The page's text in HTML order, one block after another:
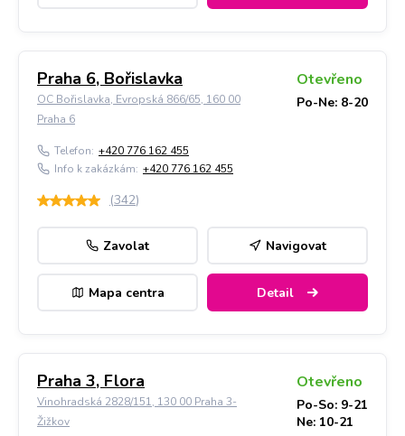
Praha 6, Bořislavka
OC Bořislavka, Evropská 866/65, 160 00
Praha 6
Otevřeno
Po-Ne: 8-20
Telefon: +420 776 162 455
Info k zakázkám: +420 776 162 455
(342)
Zavolat Navigovat
Mapa centra Detail
Praha 3, Flora
Vinohradská 2828/151, 130 00 Praha 3-
Žižkov
Otevřeno
Po-So: 9-21
Ne: 10-21